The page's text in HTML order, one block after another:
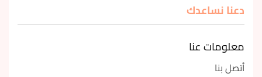
دعنا نساعدك
معلومات عنا
أتصل بنا